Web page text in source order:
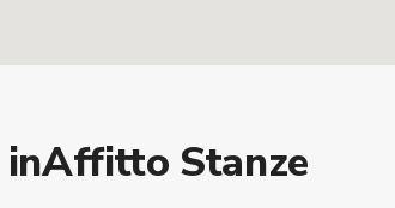
Stanze